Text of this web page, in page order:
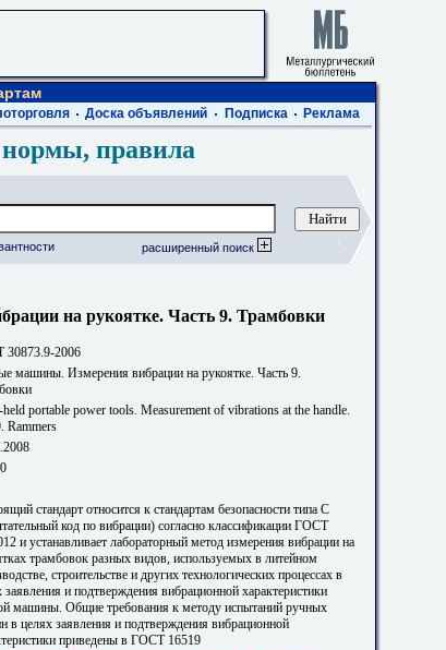
Доска объявлений Подписка Реклама
правила
расширенный поиск
на рукоятке. Часть 9. Трамбовки
2006
машины. Измерения вибрации на рукоятке. Часть 9.
portable power tools. Measurement of vibrations at the handlе.
Rammers
стандарт относится к стандартам безопасности типа С
код по вибрации) согласно классификации ГОСТ
и устанавливает лабораторный метод измерения вибрации на
трамбовок разных видов, используемых в литейном
строительстве и других технологических процессах в
заявления и подтверждения вибрационной характеристики
машины. Общие требования к методу испытаний ручных
в целях заявления и подтверждения вибрационной
приведены в ГОСТ 16519